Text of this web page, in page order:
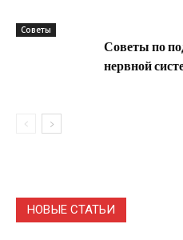
Советы
Советы по
нервной
НОВЫЕ СТАТЬИ